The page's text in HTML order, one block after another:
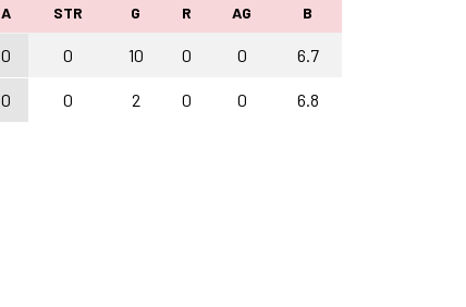
A STR G R AG B
0 0 10 0 0 6.7
0 0 2 0 0 6.8